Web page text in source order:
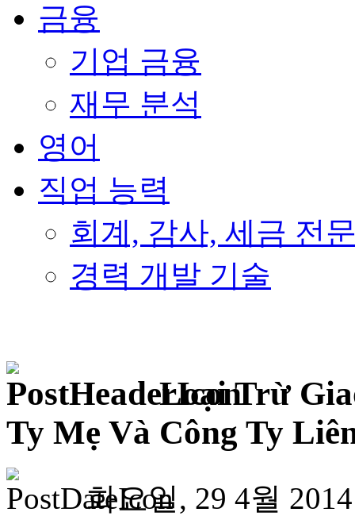
금융
기업 금융
재무 분석
영어
직업 능력
회계, 감사, 세금 전
경력 개발 기술
Loại Trừ
Ty Mẹ Và Công Ty
화요일, 29 4월